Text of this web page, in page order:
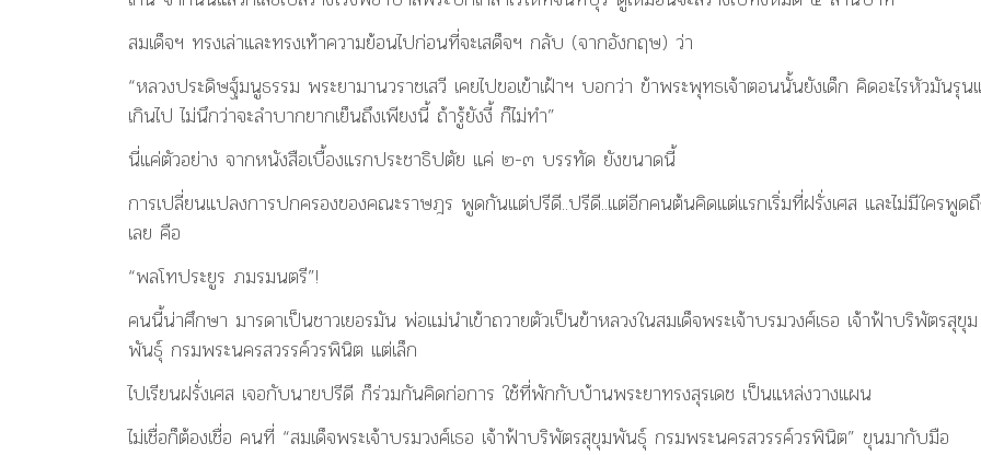
สมเด็จฯ ทรงเล่าและทรงเท้าความย้อนไปก่อนที่จะเสด็จฯ กลับ (จากอังกฤษ) ว่า
“หลวงประดิษฐ์มนูธรรม พระยามานวราชเสวี เคยไปขอเข้าเฝ้าฯ บอกว่า ข้าพระพุทธเจ้าตอนนั้นยังเด็ก คิดอะไรหัวมันรุน
เกินไป ไม่นึกว่าจะลำบากยากเย็นถึงเพียงนี้ ถ้ารู้ยังงี้ ก็ไม่ทำ”
นี่แค่ตัวอย่าง จากหนังสือเบื้องแรกประชาธิปตัย แค่ ๒-๓ บรรทัด ยังขนาดนี้
การเปลี่ยนแปลงการปกครองของคณะราษฎร พูดกันแต่ปรีดี..ปรีดี..แต่อีกคนต้นคิดแต่แรกเริ่มที่ฝรั่งเศส และไม่มีใครพูด
เลย คือ
“พลโทประยูร ภมรมนตรี”!
คนนี้น่าศึกษา มารดาเป็นชาวเยอรมัน พ่อแม่นำเข้าถวายตัวเป็นข้าหลวงในสมเด็จพระเจ้าบรมวงศ์เธอ เจ้าฟ้าบริพัตรสุขุม
พันธุ์ กรมพระนครสวรรค์วรพินิต แต่เล็ก
ไปเรียนฝรั่งเศส เจอกับนายปรีดี ก็ร่วมกันคิดก่อการ ใช้ที่พักกับบ้านพระยาทรงสุรเดช เป็นแหล่งวางแผน
ไม่เชื่อก็ต้องเชื่อ คนที่ “สมเด็จพระเจ้าบรมวงศ์เธอ เจ้าฟ้าบริพัตรสุขุมพันธุ์ กรมพระนครสวรรค์วรพินิต” ขุนมากับมือ